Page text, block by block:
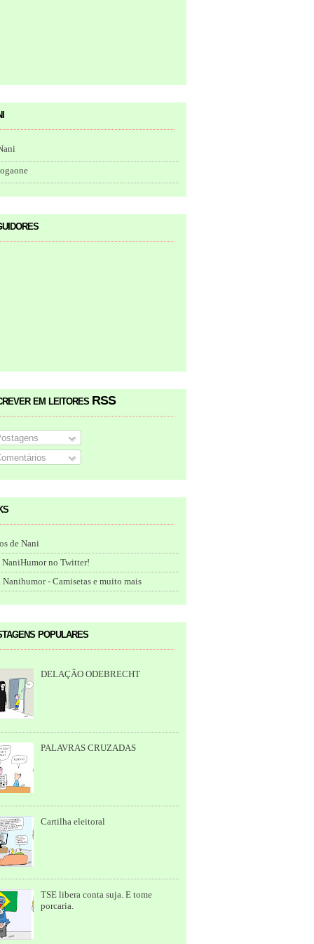
em leitores RSS
de Nani
NaniHumor no Twitter!
- Camisetas e muito mais
populares
DELAÇÃO ODEBRECHT
PALAVRAS CRUZADAS
Cartilha eleitoral
TSE libera conta suja. E tome
porcaria.